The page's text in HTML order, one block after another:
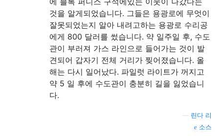
것을 알게되었습니다. 그들은 용광로에 무엇이
잘못되었는지 알아 내려고하는 용광로 수리공
에게 800 달러를 썼습니다. 약 일주일 후, 수도
관이 부러져 가스 라인으로 들어가는 것이 발
견되어 갑자기 전체 거리가 찢어졌습니다. 올
해는 다시 일어났다. 파일럿 라이트가 꺼지고
약 5 일 후에 수도관이 충분히 길을 잃었습니
다.
린다 리
소스